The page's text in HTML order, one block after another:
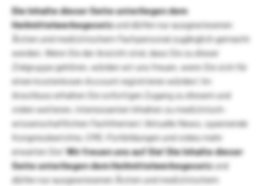
Die Inhalte dieser Seite unterliegen dem
Heilmittelwerbegesetzund dürfen nur ausgewiesenen
Ärzten und medizinischem Fachpersonal zugänglich gemacht
werden. Wenn Sie der Ansicht sind, dass Sie zu dieser
Zielgruppe gehören, würden wir uns freuen, wenn Sie sich für
einen kostenlosen Account registrieren würden! Im
Anschluss erhalten Sie sofortigen Zugang zu diesem und
vielen weiteren, interessanten Inhalten zu medizinisch-
wissenschaftlichen Fachthemen! Aktuelle News, spannende
Kongressberichte, CME-Fortbildungen und vieles mehr
erwarten Sie!Wir freuen uns auf Sie!Die Inhalte dieser
Seite unterliegen dem Heilmittelwerbegesetzund
dürfen nur ausgewiesenen Ärzten und medizinischem